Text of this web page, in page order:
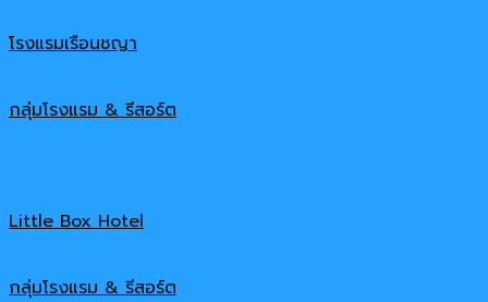
โรงแรมเรือนชญา
กลุ่มโรงแรม & รีสอร์ต
Little Box Hotel
กลุ่มโรงแรม & รีสอร์ต